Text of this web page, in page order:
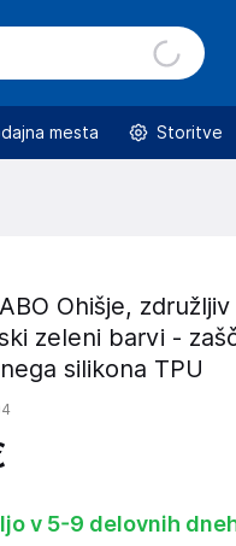
mesta Storitve
Ohišje,
zeleni barvi -
silikona TPU
v 5-9 delovnih